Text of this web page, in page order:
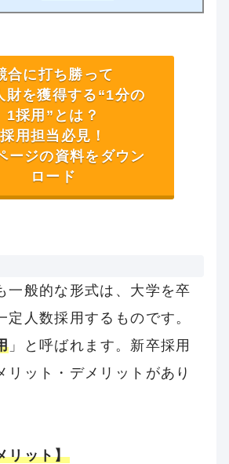
合に打ち勝って
財を獲得する“1分の
1採用”とは？
採用担当必見！
ージの資料をダウン
ロード
一般的な形式は、大学を卒
定人数採用するものです。
」と呼ばれます。新卒採用
リット・デメリットがあり
リット】